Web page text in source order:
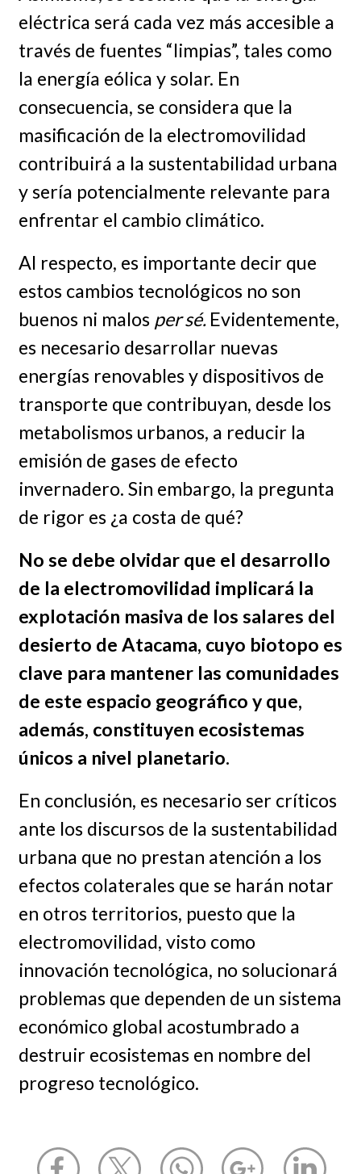
eléctrica será cada vez más accesible a
través de fuentes “limpias”, tales como
la energía eólica y solar. En
consecuencia, se considera que la
masificación de la electromovilidad
contribuirá a la sustentabilidad urbana
y sería potencialmente relevante para
enfrentar el cambio climático.
Al respecto, es importante decir que
estos cambios tecnológicos no son
buenos ni malos per sé. Evidentemente,
es necesario desarrollar nuevas
energías renovables y dispositivos de
transporte que contribuyan, desde los
metabolismos urbanos, a reducir la
emisión de gases de efecto
invernadero. Sin embargo, la pregunta
de rigor es ¿a costa de qué?
No se debe olvidar que el desarrollo
de la electromovilidad implicará la
explotación masiva de los salares del
desierto de Atacama, cuyo biotopo es
clave para mantener las comunidades
de este espacio geográfico y que,
además, constituyen ecosistemas
únicos a nivel planetario.
En conclusión, es necesario ser críticos
ante los discursos de la sustentabilidad
urbana que no prestan atención a los
efectos colaterales que se harán notar
en otros territorios, puesto que la
electromovilidad, visto como
innovación tecnológica, no solucionará
problemas que dependen de un sistema
económico global acostumbrado a
destruir ecosistemas en nombre del
progreso tecnológico.